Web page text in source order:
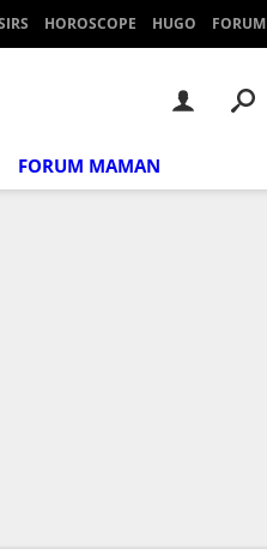
HOROSCOPE HUGO FORUM
FORUM MAMAN